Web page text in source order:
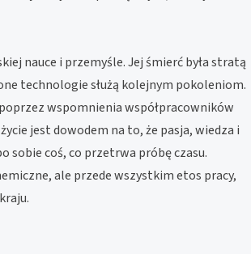
nauce i przemyśle. Jej śmierć była stratą
technologie służą kolejnym pokoleniom.
wspomnienia współpracowników
jest dowodem na to, że pasja, wiedza i
sobie coś, co przetrwa próbę czasu.
ale przede wszystkim etos pracy,